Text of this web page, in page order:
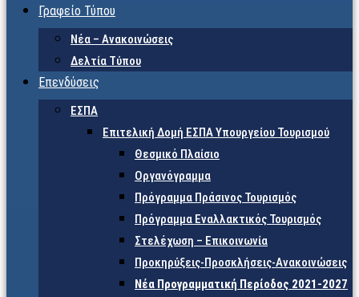
Γραφείο Τύπου
Νέα – Ανακοινώσεις
Δελτία Τύπου
Επενδύσεις
ΕΣΠΑ
Επιτελική Δομή ΕΣΠΑ Υπουργείου Τουρισμού
Θεσμικό Πλαίσιο
Οργανόγραμμα
Πρόγραμμα Πράσινος Τουρισμός
Πρόγραμμα Εναλλακτικός Τουρισμός
Στελέχωση – Επικοινωνία
Προκηρύξεις-Προσκλήσεις-Ανακοινώσεις
Νέα Προγραμματική Περίοδος 2021-2027